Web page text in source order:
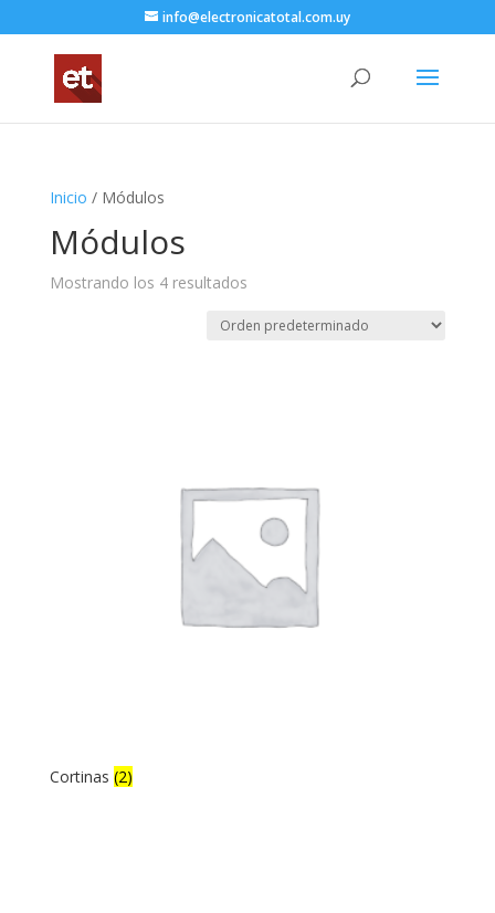
info@electronicatotal.com.uy
Inicio / Módulos
Módulos
Mostrando los 4 resultados
Cortinas (2)